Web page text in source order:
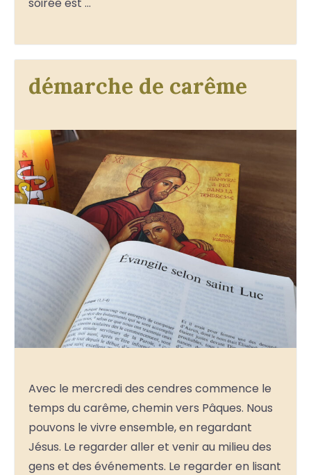
démarche de carême
Avec le mercredi des cendres commence le
temps du carême, chemin vers Pâques. Nous
pouvons le vivre ensemble, en regardant
Jésus. Le regarder aller et venir au milieu des
gens et des événements. Le regarder en lisant